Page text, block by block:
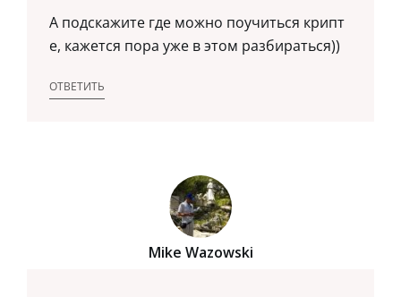
А подскажите где можно поучиться крипт
е, кажется пора уже в этом разбираться))
ОТВЕТИТЬ
Mike Wazowski